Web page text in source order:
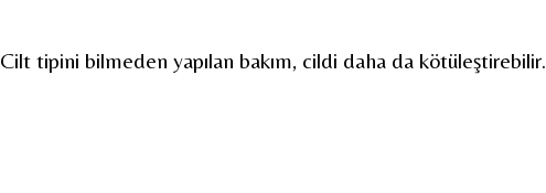
Cilt tipini bilmeden yapılan bakım, cildi daha da kötüleştirebilir.